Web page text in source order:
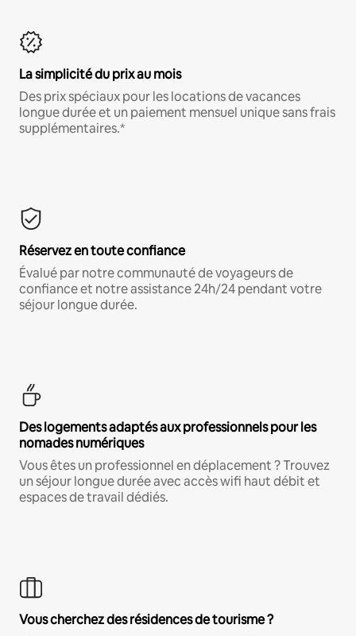
La simplicité du prix au mois
Des prix spéciaux pour les locations de vacances
longue durée et un paiement mensuel unique sans frais
supplémentaires.*
Réservez en toute confiance
Évalué par notre communauté de voyageurs de
confiance et notre assistance 24h/24 pendant votre
séjour longue durée.
Des logements adaptés aux professionnels pour les
nomades numériques
Vous êtes un professionnel en déplacement ? Trouvez
un séjour longue durée avec accès wifi haut débit et
espaces de travail dédiés.
Vous cherchez des résidences de tourisme ?